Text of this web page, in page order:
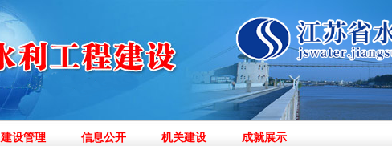
建设管理 信息公开 机关建设 成就展示